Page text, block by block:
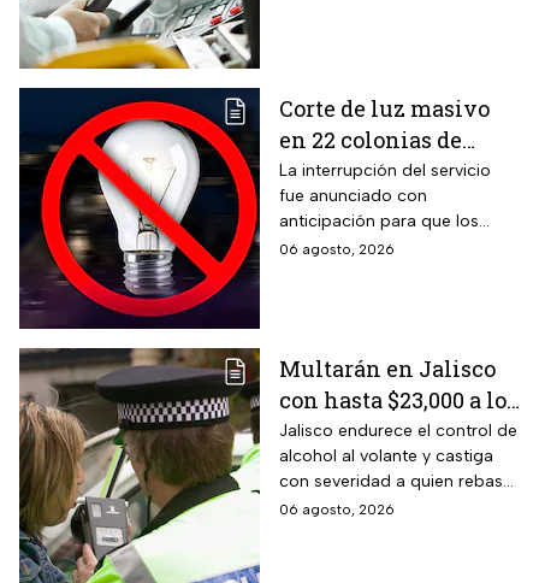
Corte de luz masivo
en 22 colonias de
México; zonas
afectadas hoy 7 de
agosto
La interrupción del servicio
fue anunciado con
anticipación para que los
usuarios puedan tomar las
06 agosto, 2026
Multarán en Jalisco
con hasta $23,000 a los
conductores que
superen este límite en
la prueba de
alcoholemia
Jalisco endurece el control de
alcohol al volante y castiga
con severidad a quien rebase
el nuevo límite de sangre o
06 agosto, 2026